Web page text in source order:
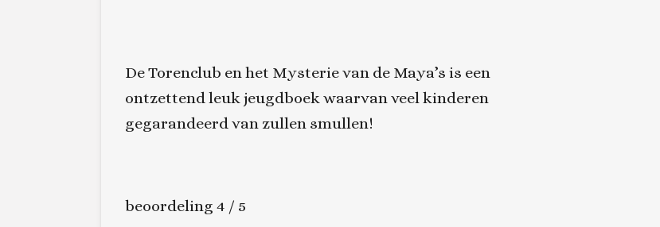
De Torenclub en het Mysterie van de Maya’s is een
ontzettend leuk jeugdboek waarvan veel kinderen
gegarandeerd van zullen smullen!
beoordeling 4 / 5